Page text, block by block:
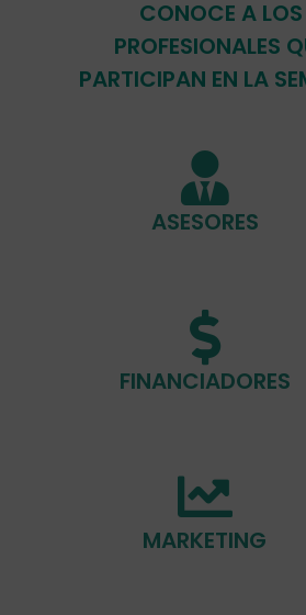
CONOCE A LOS
PROFESIONALES
PARTICIPAN EN LA
ASESORES
FINANCIADORES
MARKETING